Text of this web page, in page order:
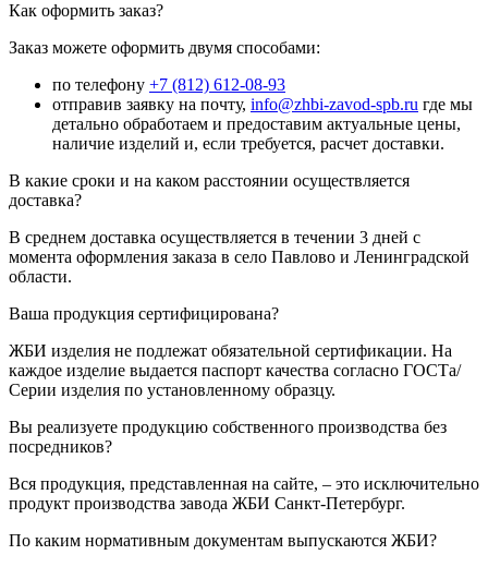
Как оформить заказ?
Заказ можете оформить двумя способами:
по телефону +7 (812) 612-08-93
отправив заявку на почту, info@zhbi-zavod-spb.ru где мы
детально обработаем и предоставим актуальные цены,
наличие изделий и, если требуется, расчет доставки.
В какие сроки и на каком расстоянии осуществляется
доставка?
В среднем доставка осуществляется в течении 3 дней с
момента оформления заказа в село Павлово и Ленинградской
области.
Ваша продукция сертифицирована?
ЖБИ изделия не подлежат обязательной сертификации. На
каждое изделие выдается паспорт качества согласно ГОСТа/
Серии изделия по установленному образцу.
Вы реализуете продукцию собственного производства без
посредников?
Вся продукция, представленная на сайте, – это исключительно
продукт производства завода ЖБИ Санкт-Петербург.
По каким нормативным документам выпускаются ЖБИ?